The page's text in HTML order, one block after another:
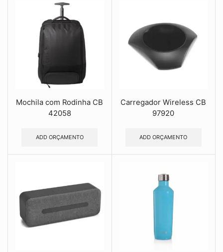
Mochila com Rodinha CB
42058
ADD ORÇAMENTO
Carregador Wireless CB
97920
ADD ORÇAMENTO